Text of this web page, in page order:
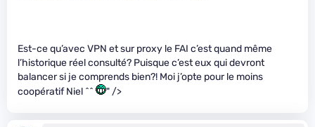
Est-ce qu’avec VPN et sur proxy le FAI c’est quand même
l’historique réel consulté? Puisque c’est eux qui devront
balancer si je comprends bien?! Moi j’opte pour le moins
coopératif Niel ^^
" />